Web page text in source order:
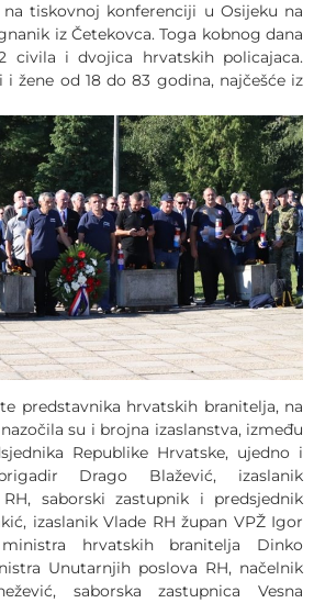
tiskovnoj konferenciji u Osijeku na
iz Četekovca. Toga kobnog dana
civila i dvojica hrvatskih policajaca.
žene od 18 do 83 godina, najčešće iz
predstavnika hrvatskih branitelja, na
su i brojna izaslanstva, između
Republike Hrvatske, ujedno i
Drago Blažević, izaslanik
RH, saborski zastupnik i predsjednik
izaslanik Vlade RH župan VPŽ Igor
hrvatskih branitelja Dinko
Unutarnjih poslova RH, načelnik
saborska zastupnica Vesna